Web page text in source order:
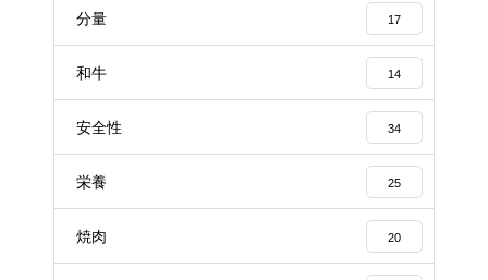
分量 17
和牛 14
安全性 34
栄養 25
焼肉 20